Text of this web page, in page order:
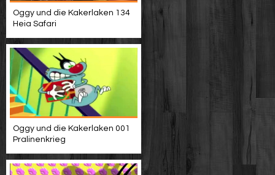
Oggy und die Kakerlaken 134
Heia Safari
Oggy und die Kakerlaken 001
Pralinenkrieg